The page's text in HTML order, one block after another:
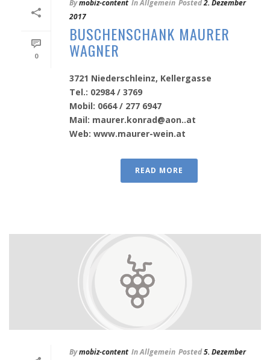
0
Bymobiz-content InAllgemein Posted2. Dezember
2017
BUSCHENSCHANK MAURER
WAGNER
3721 Niederschleinz, Kellergasse
Tel.: 02984 / 3769
Mobil: 0664 / 277 6947
Mail: maurer.konrad@aon..at
Web: www.maurer-wein.at
READ MORE
Bymobiz-content InAllgemein Posted5. Dezember